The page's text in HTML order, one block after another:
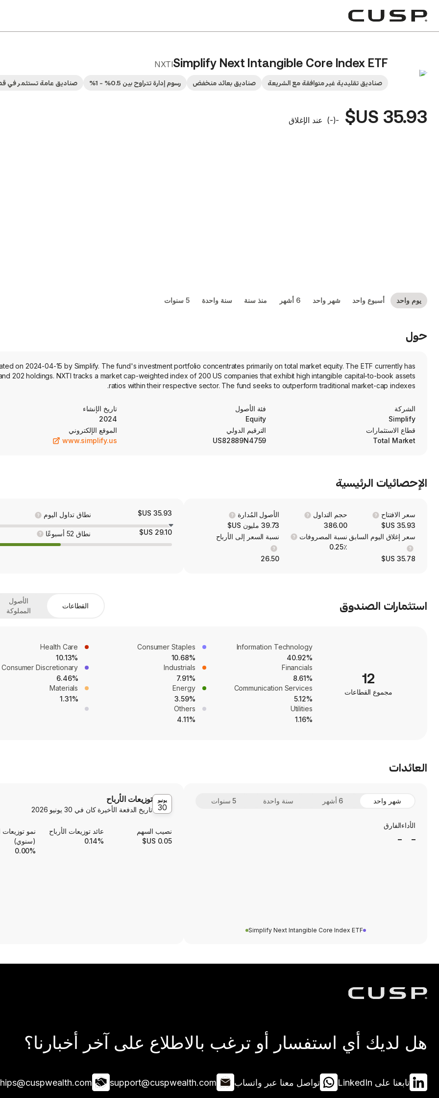
Simplify Next Intangible Core Index ETF
NXTI
صناديق تقليدية غير متوافقة مع الشريعة صناديق بعائد منخفض رسوم إدارة تتراوح بين 0.5% - 1% صناديق عامة تستثمر في
35.93 US$
-
(
-
) عند الإغلاق
يوم واحد أسبوع واحد شهر واحد 6 أشهر منذ سنة سنة واحدة 5 سنوات
حول
on 2024-04-15 by Simplify. The fund's investment portfolio concentrates primarily on total market equity. The ETF currently has
202 holdings. NXTI tracks a market cap-weighted index of 200 US companies that exhibit high intangible capital-to-book assets
ratios within their respective sector. The fund seeks to outperform traditional market-cap indexes.
الشركة
Simplify
فئة الأصول
Equity
تاريخ الإنشاء
2024
قطاع الاستثمارات
Total Market
الترقيم الدولي
US82889N4759
الموقع الإلكتروني
www.simplify.us
الإحصائيات الرئيسية
سعر الافتتاح
35.93 US$
حجم التداول
386.00
الأصول المُدارة
39.73 مليون US$
سعر إغلاق اليوم السابق
35.78 US$
نسبة المصروفات
0.25٪
نسبة السعر إلى الأرباح
26.50
35.93 US$ نطاق تداول اليوم
29.10 US$ نطاق 52 أسبوعًا
استثمارات الصندوق القطاعات
الأصول
المملوكة
12
مجموع القطاعات
Information Technology
40.92%
Consumer Staples
10.68%
Health Care
10.13%
Financials
8.61%
Industrials
7.91%
Consumer Discretionary
6.46%
Communication Services
5.12%
Energy
3.59%
Materials
1.31%
Utilities
1.16%
Others
4.11%
العائدات
شهر واحد 6 أشهر سنة واحدة 5 سنوات
الأداءالفارق
Simplify Next Intangible Core Index ETF
يونيو
30
توزيعات الأرباح
تاريخ الدفعة الأخيرة كان في 30 يونيو 2026
نصيب السهم
0.05 US$
عائد توزيعات الأرباح
0.14%
نمو توزيعات
(سنوي)
0.00%
هل لديك أي استفسار أو ترغب بالاطلاع على آخر أخبارنا؟
تابعنا على LinkedIn تواصل معنا عبر واتساب support@cuspwealth.com